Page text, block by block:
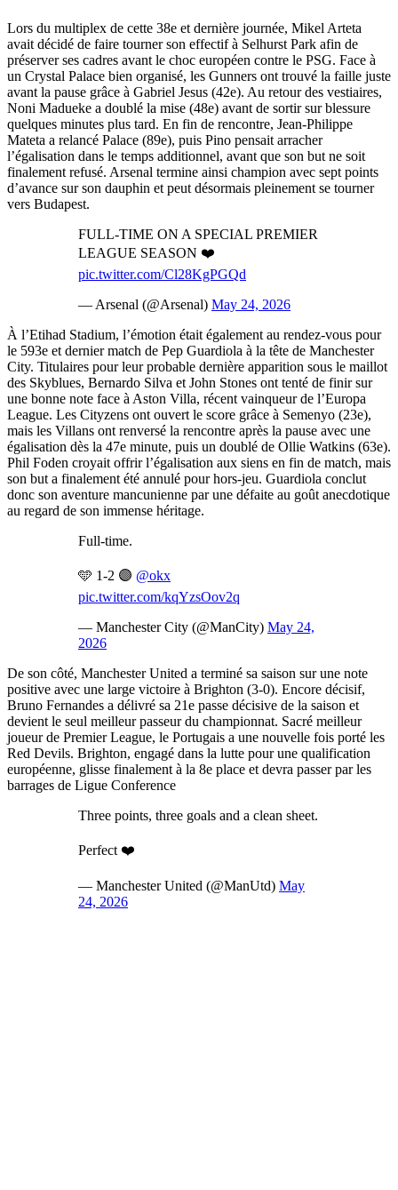
Lors du multiplex de cette 38e et dernière journée, Mikel Arteta
avait décidé de faire tourner son effectif à Selhurst Park afin de
préserver ses cadres avant le choc européen contre le PSG. Face à
un Crystal Palace bien organisé, les Gunners ont trouvé la faille juste
avant la pause grâce à Gabriel Jesus (42e). Au retour des vestiaires,
Noni Madueke a doublé la mise (48e) avant de sortir sur blessure
quelques minutes plus tard. En fin de rencontre, Jean-Philippe
Mateta a relancé Palace (89e), puis Pino pensait arracher
l’égalisation dans le temps additionnel, avant que son but ne soit
finalement refusé. Arsenal termine ainsi champion avec sept points
d’avance sur son dauphin et peut désormais pleinement se tourner
vers Budapest.
FULL-TIME ON A SPECIAL PREMIER
LEAGUE SEASON ❤️
pic.twitter.com/Cl28KgPGQd
— Arsenal (@Arsenal) May 24, 2026
À l’Etihad Stadium, l’émotion était également au rendez-vous pour
le 593e et dernier match de Pep Guardiola à la tête de Manchester
City. Titulaires pour leur probable dernière apparition sous le maillot
des Skyblues, Bernardo Silva et John Stones ont tenté de finir sur
une bonne note face à Aston Villa, récent vainqueur de l’Europa
League. Les Cityzens ont ouvert le score grâce à Semenyo (23e),
mais les Villans ont renversé la rencontre après la pause avec une
égalisation dès la 47e minute, puis un doublé de Ollie Watkins (63e).
Phil Foden croyait offrir l’égalisation aux siens en fin de match, mais
son but a finalement été annulé pour hors-jeu. Guardiola conclut
donc son aventure mancunienne par une défaite au goût anecdotique
au regard de son immense héritage.
Full-time.
🩵 1-2 🟣 @okx
pic.twitter.com/kqYzsOov2q
— Manchester City (@ManCity) May 24,
2026
De son côté, Manchester United a terminé sa saison sur une note
positive avec une large victoire à Brighton (3-0). Encore décisif,
Bruno Fernandes a délivré sa 21e passe décisive de la saison et
devient le seul meilleur passeur du championnat. Sacré meilleur
joueur de Premier League, le Portugais a une nouvelle fois porté les
Red Devils. Brighton, engagé dans la lutte pour une qualification
européenne, glisse finalement à la 8e place et devra passer par les
barrages de Ligue Conference
Three points, three goals and a clean sheet.
Perfect ❤️
— Manchester United (@ManUtd) May
24, 2026